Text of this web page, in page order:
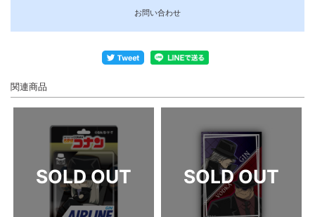
お問い合わせ
関連商品